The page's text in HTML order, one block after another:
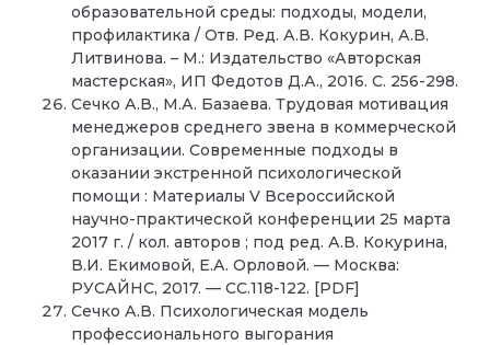
образовательной среды: подходы, модели,
профилактика / Отв. Ред. А.В. Кокурин, А.В.
Литвинова. – М.: Издательство «Авторская
мастерская», ИП Федотов Д.А., 2016. С. 256-298.
Сечко А.В., М.А. Базаева. Трудовая мотивация
менеджеров среднего звена в коммерческой
организации. Современные подходы в
оказании экстренной психологической
помощи : Материалы V Всероссийской
научно-практической конференции 25 марта
2017 г. / кол. авторов ; под ред. А.В. Кокурина,
В.И. Екимовой, Е.А. Орловой. — Москва:
РУСАЙНС, 2017. — СС.118-122. [PDF]
Сечко А.В. Психологическая модель
профессионального выгорания